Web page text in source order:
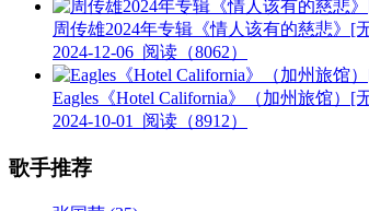
周传雄2024年专辑《情人该有的慈悲》[
2024-12-06 阅读（8062）
Eagles《Hotel California》（加州旅馆）
2024-10-01
阅读（8912）
歌手推荐